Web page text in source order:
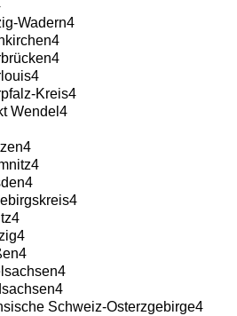
Wadern4
4
4
4
Kreis4
Wendel 4
4
4
4
4
4
4
4
4
4
Schweiz-Osterzgebirge4